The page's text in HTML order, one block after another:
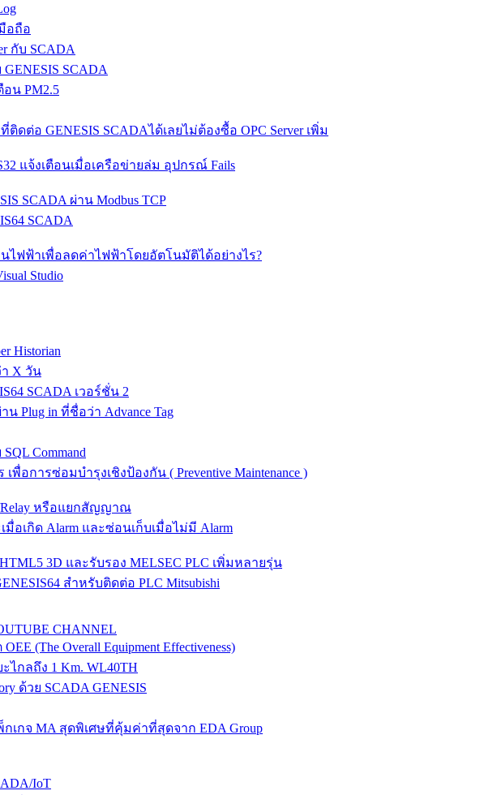
อถือ
กับ SCADA
SCADA
น PM2.5
ติดต่อ GENESIS SCADAได้เลยไม่ต้องซื้อ OPC Server เพิ่ม
แจ้งเตือนเมื่อเครือข่ายล่ม อุปกรณ์ Fails
SCADA ผ่าน Modbus TCP
SCADA
ไฟฟ้าเพื่อลดค่าไฟฟ้าโดยอัตโนมัติได้อย่างไร?
Studio
Historian
X วัน
SCADA เวอร์ชั่น 2
น Plug in ที่ชื่อว่า Advance Tag
Command
พื่อการซ่อมบำรุงเชิงป้องกัน ( Preventive Maintenance )
หรือแยกสัญญาณ
มื่อเกิด Alarm และซ่อนเก็บเมื่อไม่มี Alarm
HTML5 3D และรับรอง MELSEC PLC เพิ่มหลายรุ่น
สำหรับติดต่อ PLC Mitsubishi
CHANNEL
(The Overall Equipment Effectiveness)
กลถึง 1 Km. WL40TH
ด้วย SCADA GENESIS
เกจ MA สุดพิเศษที่คุ้มค่าที่สุดจาก EDA Group
IoT